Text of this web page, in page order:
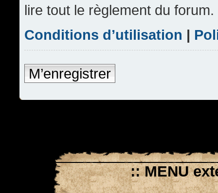
lire tout le règlement du forum.
Conditions d’utilisation |
M’enregistrer
:: MENU